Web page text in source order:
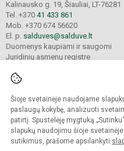
Šioje svetainėje naudojame
paslaugų kokybę, analizuoti
patirtį. Spustelėję mygtuką
slapukų naudojimu šioje
sutikimus, prašome apsilankyti
Kalinausko g. 19, Šiauliai, LT-76281
Tel. +370 41 433 861
Mob. +370 674 56620
El. p. salduves@salduve.lt
Duomenys kaupiami ir saugomi
Juridinių asmenų registre
© 2026. Šiaulių Salduvės
Kopijuoti turinį be raštiško įstaigos